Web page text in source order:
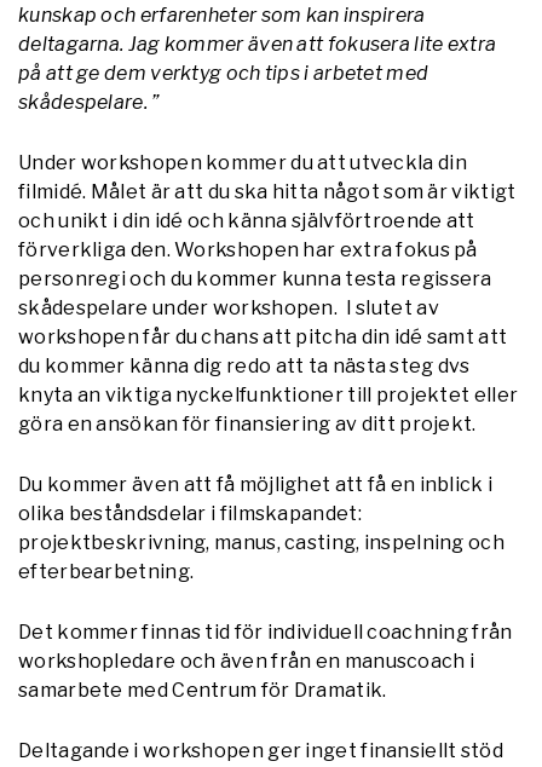
kunskap och erfarenheter som kan inspirera
deltagarna. Jag kommer även att fokusera lite extra
på att ge dem verktyg och tips i arbetet med
skådespelare. ”
Under workshopen kommer du att utveckla din
filmidé. Målet är att du ska hitta något som är viktigt
och unikt i din idé och känna självförtroende att
förverkliga den. Workshopen har extra fokus på
personregi och du kommer kunna testa regissera
skådespelare under workshopen. I slutet av
workshopen får du chans att pitcha din idé samt att
du kommer känna dig redo att ta nästa steg dvs
knyta an viktiga nyckelfunktioner till projektet eller
göra en ansökan för finansiering av ditt projekt.
Du kommer även att få möjlighet att få en inblick i
olika beståndsdelar i filmskapandet:
projektbeskrivning, manus, casting, inspelning och
efterbearbetning.
Det kommer finnas tid för individuell coachning från
workshopledare och även från en manuscoach i
samarbete med Centrum för Dramatik.
Deltagande i workshopen ger inget finansiellt stöd